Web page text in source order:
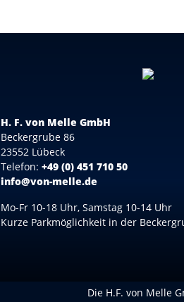
H. F. von Melle GmbH
Beckergrube 86
23552 Lübeck
Telefon:+49 (0) 451 710 50
info@von-melle.de
Mo-Fr 10-18 Uhr, Samstag 10-14 Uhr
Kurze Parkmöglichkeit in der
Die H.F. von Melle